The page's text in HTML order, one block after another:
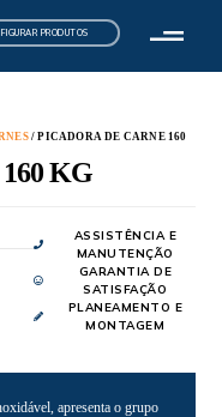
PRODUTOS
/ PICADORA DE CARNE 160
KG
ASSISTÊNCIA E
MANUTENÇÃO
GARANTIA DE
SATISFAÇÃO
PLANEAMENTO E
MONTAGEM
apresenta o grupo